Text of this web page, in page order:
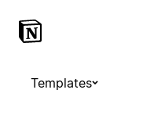
Templates